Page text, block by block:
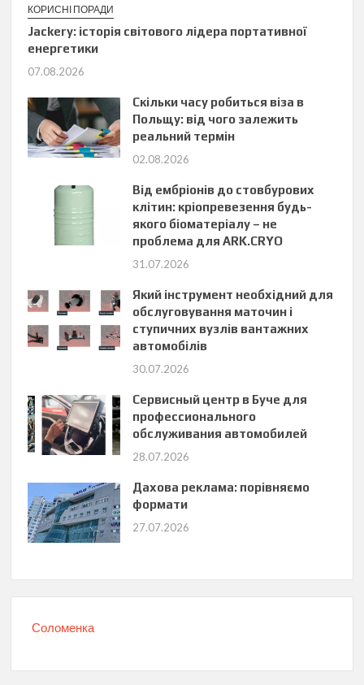
КОРИСНІ ПОРАДИ
Jackery: історія світового лідера портативної
енергетики
07.08.2026
Скільки часу робиться віза в
Польщу: від чого залежить
реальний термін
02.08.2026
Від ембріонів до стовбурових
клітин: кріопревезення будь-
якого біоматеріалу – не
проблема для ARK.CRYO
31.07.2026
Який інструмент необхідний для
обслуговування маточин і
ступичних вузлів вантажних
автомобілів
30.07.2026
Сервисный центр в Буче для
профессионального
обслуживания автомобилей
28.07.2026
Дахова реклама: порівняємо
формати
27.07.2026
Соломенка